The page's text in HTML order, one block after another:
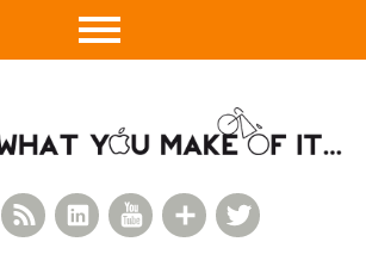
Google+
YouTube
LinkedIn
RSS Feed
RSS Comments